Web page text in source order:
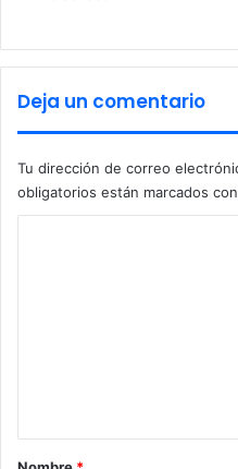
U
V
y
l
a
Deja un comentario
Tu dirección de correo
obligatorios están marcados con
r